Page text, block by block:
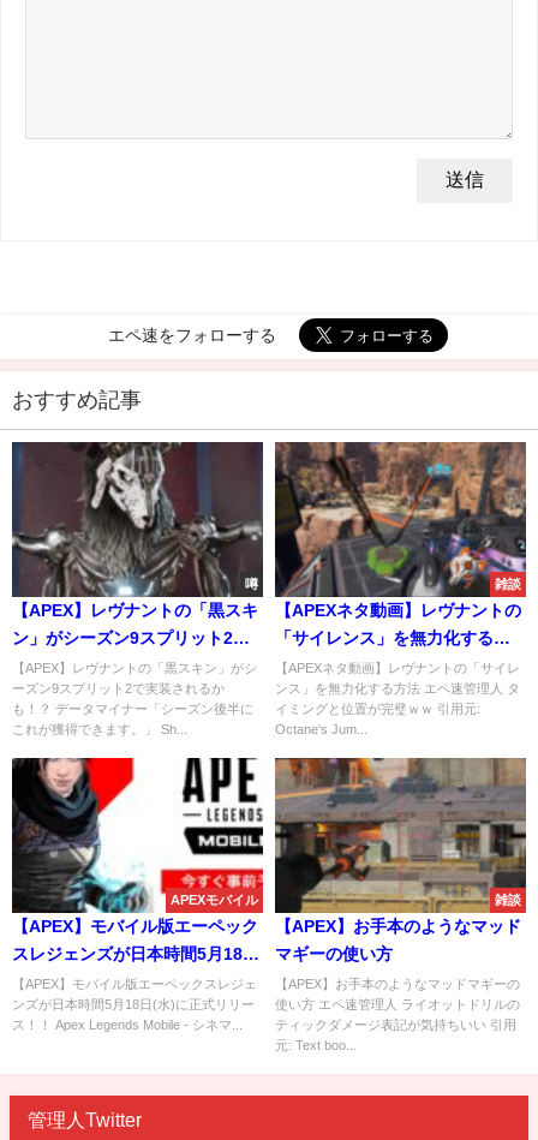
エペ速をフォローする
おすすめ記事
噂
【APEX】レヴナントの「黒スキ
ン」がシーズン9スプリット2で
実装されるかも！？
【APEX】レヴナントの「黒スキン」がシ
ーズン9スプリット2で実装されるか
も！？ データマイナー「シーズン後半に
これが獲得できます。」 Sh...
雑談
【APEXネタ動画】レヴナントの
「サイレンス」を無力化する方
法
【APEXネタ動画】レヴナントの「サイレ
ンス」を無力化する方法 エペ速管理人 タ
イミングと位置が完璧ｗｗ 引用元:
Octane's Jum...
APEXモバイル
【APEX】モバイル版エーペック
スレジェンズが日本時間5月18日
(水)に正式リリース！！
【APEX】モバイル版エーペックスレジェ
ンズが日本時間5月18日(水)に正式リリー
ス！！ Apex Legends Mobile - シネマ...
雑談
【APEX】お手本のようなマッド
マギーの使い方
【APEX】お手本のようなマッドマギーの
使い方 エペ速管理人 ライオットドリルの
ティックダメージ表記が気持ちいい 引用
元: Text boo...
管理人Twitter